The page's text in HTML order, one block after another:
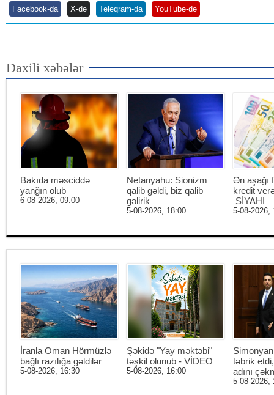
Facebook-da X-də Teleqram-da YouTube-də
Daxili xəbələr
Bakıda məsciddə
yanğın olub
6-08-2026, 09:00
Netanyahu: Sionizm
qalib gəldi, biz qalib
gəlirik
5-08-2026, 18:00
Ən aşağı
kredit
SİYAHI
5-08-2026,
İranla Oman Hörmüzlə
bağlı razılığa gəldilər
5-08-2026, 16:30
Şəkidə "Yay məktəbi"
təşkil olunub - VİDEO
5-08-2026, 16:00
təbrik
adını
5-08-2026,